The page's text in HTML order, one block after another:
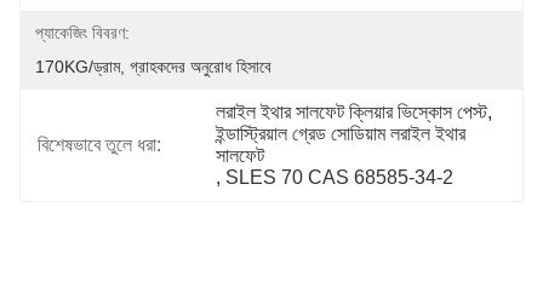
প্যাকেজিং বিবরণ:
170KG/ড্রাম, গ্রাহকদের অনুরোধ হিসাবে
বিশেষভাবে তুলে ধরা:
লরাইল ইথার সালফেট ক্লিয়ার ভিস্কোস পেস্ট,
ইন্ডাস্ট্রিয়াল গ্রেড সোডিয়াম লরাইল ইথার
সালফেট
, SLES 70 CAS 68585-34-2